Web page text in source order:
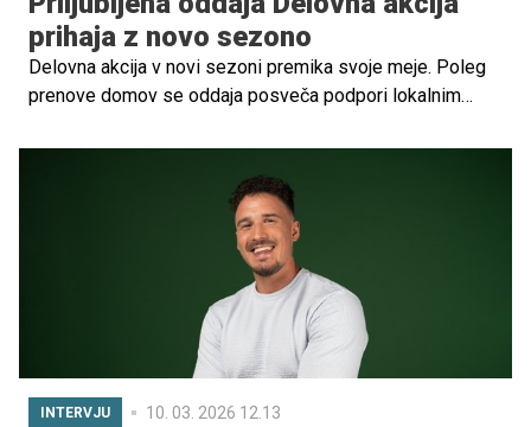
prihaja z novo sezono
Delovna akcija v novi sezoni premika svoje meje. Poleg
prenove domov se oddaja posveča podpori lokalnim
okolico. To je zgodba o srčnosti, solidarnosti in pomenu
medsebojne pomoči v sodobni družbi.
INTERVJU 10. 03. 2026 12.13